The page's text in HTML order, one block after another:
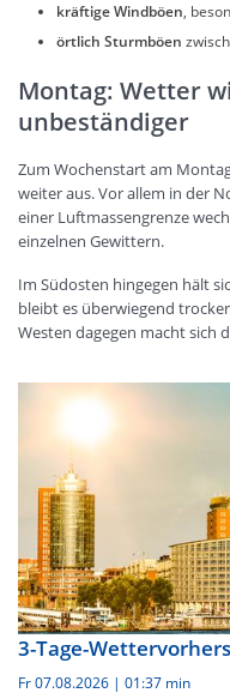
kräftige Windböen,
örtlich Sturmböen
Montag: Wetter
unbeständiger
Zum Wochenstart am
weiter aus. Vor allem in der
einer Luftmassengrenze
einzelnen Gewittern.
Im Südosten hingegen hält
bleibt es überwiegend
Westen dagegen macht sich
3-Tage-
Fr 07.08.2026 | 01:37 min